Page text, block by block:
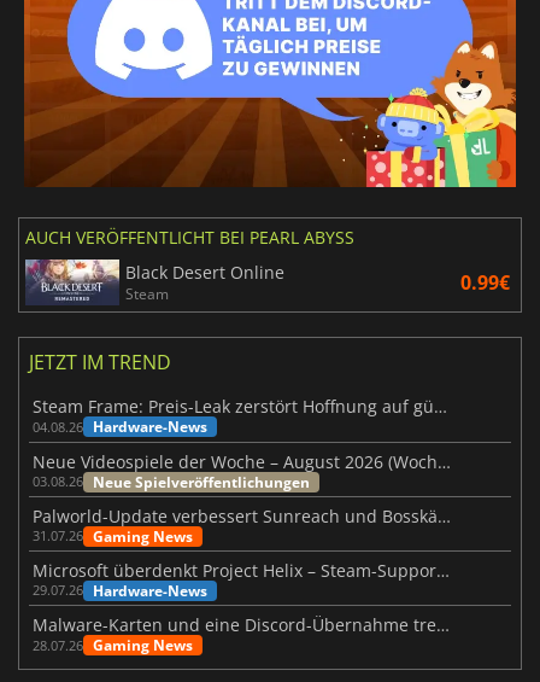
AUCH VERÖFFENTLICHT BEI PEARL ABYSS
Black Desert Online
Steam 0.99€
JETZT IM TREND
Steam Frame: Preis-Leak zerstört Hoffnung auf günstiges VR-Headset
04.08.26 Hardware-News
Neue Videospiele der Woche – August 2026 (Woche 32)
03.08.26 Neue Spielveröffentlichungen
Palworld-Update verbessert Sunreach und Bosskämpfe deutlich
31.07.26 Gaming News
Microsoft überdenkt Project Helix – Steam-Support gefährdet
29.07.26 Hardware-News
Malware-Karten und eine Discord-Übernahme treffen Meccha Chameleon
28.07.26 Gaming News